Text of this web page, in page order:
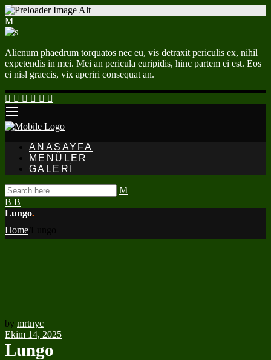
Alienum phaedrum torquatos nec eu, vis detraxit periculis ex, nihil
expetendis in mei. Mei an pericula euripidis, hinc partem ei est. Eos
ei nisl graecis, vix aperiri consequat an.
ANASAYFA
MENÜLER
GALERI
Lungo.
Home
by mrtnyc
Ekim 14, 2025
Lungo